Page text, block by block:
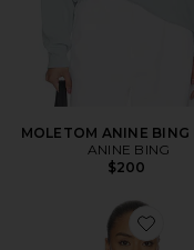
MOLETOM ANINE BING
ANINE BING
$200